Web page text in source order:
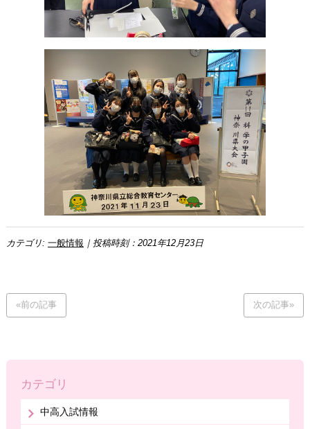
カテゴリ: 一般情報 ｜投稿時刻：2021年12月23日
«前の記事 次の記事»
カテゴリ
中高入試情報